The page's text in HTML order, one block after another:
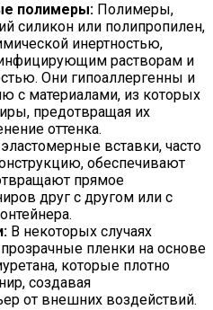
полимеры: Полимеры,
силикон или полипропилен,
инертностью,
растворам и
Они гипоаллергенны и
с материалами, из которых
предотвращая их
оттенка.
вставки, часто
обеспечивают
прямое
друг с другом или с
В некоторых случаях
пленки на основе
которые плотно
создавая
от внешних воздействий.